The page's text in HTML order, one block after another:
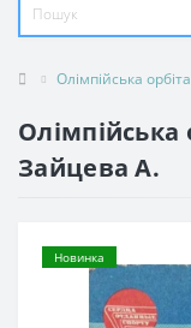
Олімпійська
Олімпійська
Зайцева А.
Новинка